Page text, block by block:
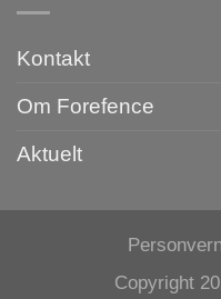
Kontakt
Om Forefence
Aktuelt
Copyright